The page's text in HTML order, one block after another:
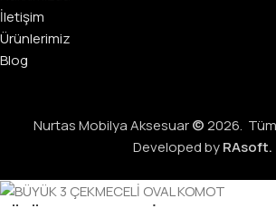
İletişim
Ürünlerimiz
Blog
Nurtas Mobilya Aksesuar©2026. Tüm
Developed byRAsoft.